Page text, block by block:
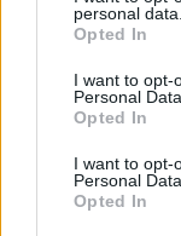
grant or deny
use your data for
consent section.
personal data.
Opted In
I want to opt-
Personal Data.
Opted In
I want to opt-
Personal
Opted In